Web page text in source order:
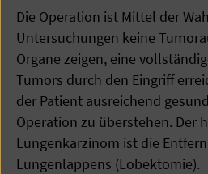
Die Operation ist Mittel der
Untersuchungen keine
Organe zeigen, eine
Tumors durch den Eingriff
der Patient ausreichend
Operation zu überstehen. Der
Lungenkarzinom ist die
Lungenlappens (Lobektomie).